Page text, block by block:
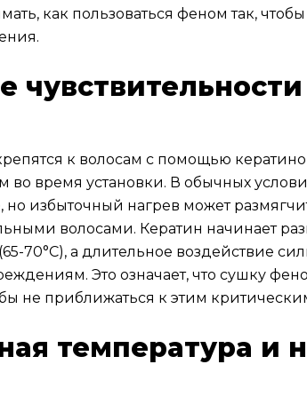
как пользоваться феном так, чтобы
к волосам с помощью
во время установки. В обычных
но избыточный нагрев может
волосами. Кератин начинает
70°C), а длительное воздействие
Это означает, что сушку
не приближаться к этим
температура и